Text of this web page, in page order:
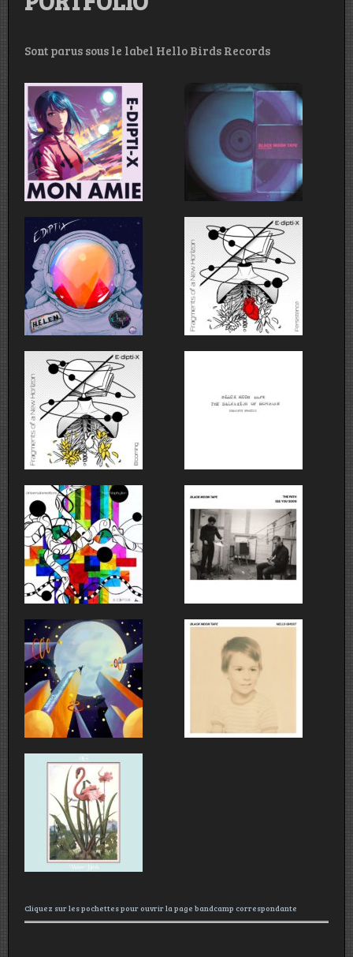
Sont parus sous le label Hello Birds Records
Cliquez sur les pochettes pour ouvrir la page bandcamp correspondante